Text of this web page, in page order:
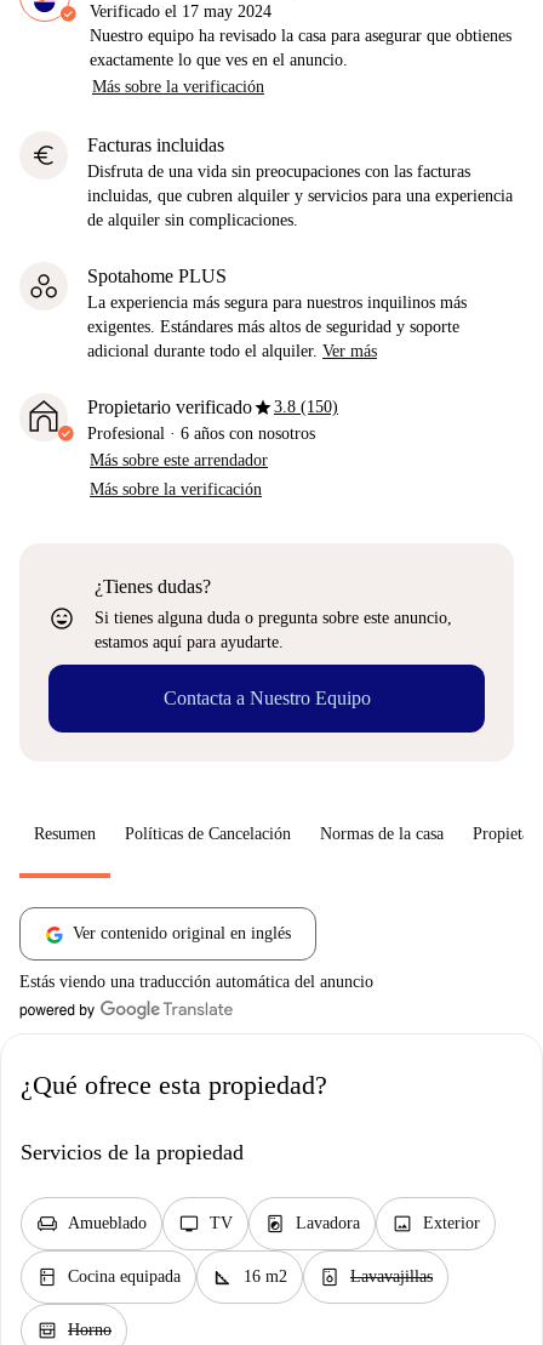
Verificado el 17 may 2024
Nuestro equipo ha revisado la casa para asegurar que obtienes
exactamente lo que ves en el anuncio.
Más sobre la verificación
euro Facturas incluidas
Disfruta de una vida sin preocupaciones con las facturas
incluidas, que cubren alquiler y servicios para una experiencia
de alquiler sin complicaciones.
Spotahome PLUS
La experiencia más segura para nuestros inquilinos más
exigentes. Estándares más altos de seguridad y soporte
adicional durante todo el alquiler. Ver más
Propietario verificadostar3.8 (150)
Profesional · 6 años con nosotros
Más sobre este arrendador
Más sobre la verificación
sentiment_very_satisfied
¿Tienes dudas?
Si tienes alguna duda o pregunta sobre este anuncio,
estamos aquí para ayudarte.
Contacta a Nuestro Equipo
Resumen Políticas de Cancelación Normas de la casa
Ver contenido original en inglés
Estás viendo una traducción automática del anuncio
¿Qué ofrece esta propiedad?
Servicios de la propiedad
chair Amueblado tv TV local_laundry_service Lavadora image Exterior
kitchen Cocina equipada square_foot 16 m2 dishwasher_gen Lavavajillas
oven_gen Horno